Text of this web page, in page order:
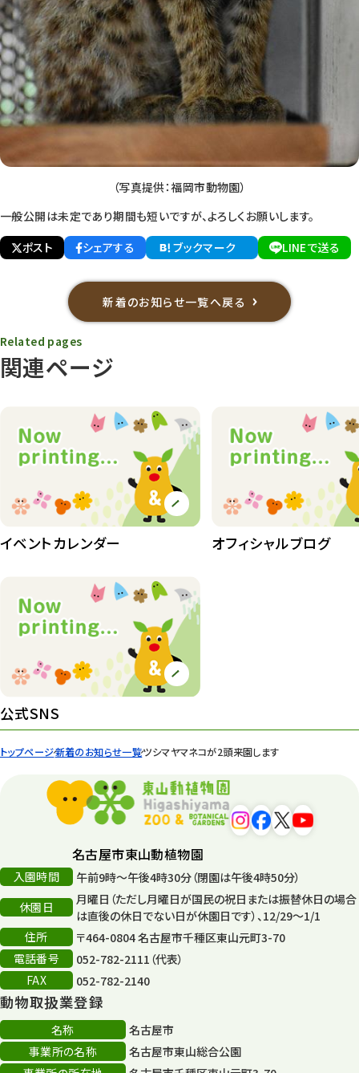
トップページ新着のお知らせ一覧ツシマヤマネコが2頭来園します
（写真提供：福岡市動物園）
一般公開は未定であり期間も短いですが、よろしくお願いします。
ポスト
シェアする ブックマーク LINEで送る
新着のお知らせ一覧へ戻る
関連ページ
Related pages
イベントカレンダー オフィシャルブログ
公式SNS
名古屋市東山動植物園
入園時間
午前9時～午後4時30分（閉園は午後4時50分）
休園日
月曜日（ただし月曜日が国民の祝日または振替休日の場合
は直後の休日でない日が休園日です）、12/29～1/1
住所
〒464-0804 名古屋市千種区東山元町3-70
電話番号
052-782-2111（代表）
FAX
052-782-2140
動物取扱業登録
名称
名古屋市
事業所の名称
名古屋市東山総合公園